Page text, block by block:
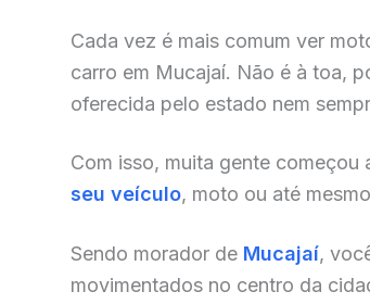
Cada vez é mais comum ver
carro em Mucajaí. Não é à toa,
oferecida pelo estado nem
Com isso, muita gente começou
seu veículo, moto ou até
Sendo morador de Mucajaí,
movimentados no centro da